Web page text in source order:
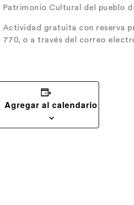
Patrimonio Cultural del pueblo
Actividad gratuita con reserva
770, o a través del correo
Agregar al calendario